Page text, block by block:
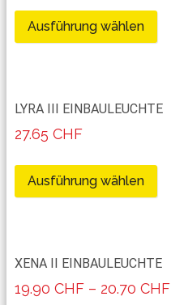
Ausführung wählen
LYRA III EINBAULEUCHTE
27.65 CHF
Ausführung wählen
XENA II EINBAULEUCHTE
19.90 CHF – 20.70 CHF